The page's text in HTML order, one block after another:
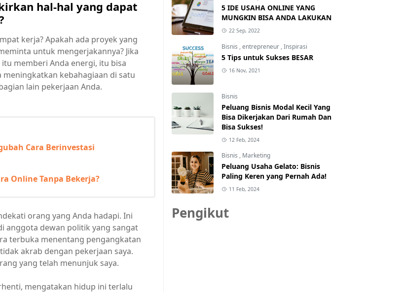
hal-hal yang dapat
kerja? Apakah ada proyek yang
untuk mengerjakannya? Jika
memberi Anda energi, itu bisa
kebahagiaan di satu
lain pekerjaan Anda.
Cara Berinvestasi
Online Tanpa Bekerja?
orang yang Anda hadapi. Ini
anggota dewan politik yang sangat
terbuka menentang pengangkatan
akrab dengan pekerjaan saya.
yang telah menunjuk saya.
mengatakan hidup ini terlalu
5 IDE USAHA ONLINE YANG
MUNGKIN BISA ANDA LAKUKAN
22 Sep, 2022
Bisnis ,entrepreneur ,Inspirasi
5 Tips untuk Sukses BESAR
16 Nov, 2021
Bisnis
Peluang Bisnis Modal Kecil Yang
Bisa Dikerjakan Dari Rumah Dan
Bisa Sukses!
12 Feb, 2024
Bisnis , Marketing
Peluang Usaha Gelato: Bisnis
Paling Keren yang Pernah Ada!
11 Feb, 2024
Pengikut